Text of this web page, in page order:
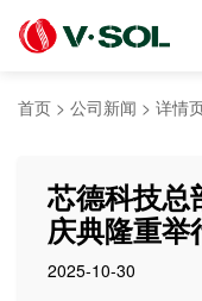
首页 > 公司新闻 > 详情
芯德科技总
庆典隆重举
2025-10-30